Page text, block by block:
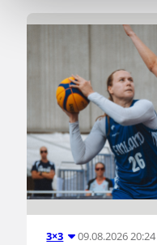
3×3 09.08.2026 20:24